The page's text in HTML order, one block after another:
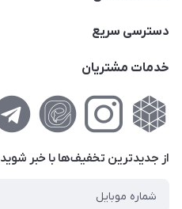
02177111474
کوچه گلریز 4 غربی ، پلاک 13
دسترسی سریع
حساب کاربری
لیست محصولات
خدمات مشتریان
راهنمای‌خرید‌آنلاین
حریم خصوصی
فروش‌اقساطی
از جدید‌ترین تخفیف‌ها با‌ خبر شوید